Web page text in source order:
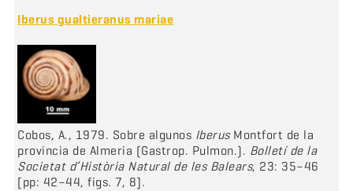
Iberus gualtieranus mariae
Cobos, A., 1979. Sobre algunos IberusMontfort de la
provincia de Almeria (Gastrop. Pulmon.). Bolletí de la
Societat d’Història Natural de les Balears, 23: 35–46
[pp: 42–44, figs. 7, 8].